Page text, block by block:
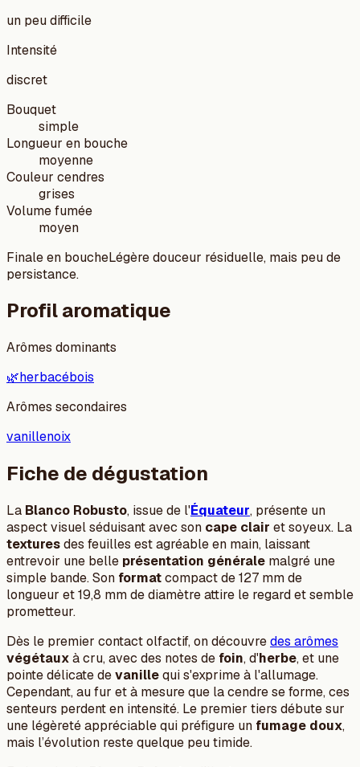
un peu difficile
Intensité
discret
Bouquet
simple
Longueur en bouche
moyenne
Couleur cendres
grises
Volume fumée
moyen
Finale en boucheLégère douceur résiduelle, mais peu de
persistance.
Profil aromatique
Arômes dominants
🌿herbacébois
Arômes secondaires
vanillenoix
Fiche de dégustation
La Blanco Robusto, issue de l'Équateur, présente un
aspect visuel séduisant avec son cape clair et soyeux. La
texturesdes feuilles est agréable en main, laissant
entrevoir une belle présentation générale malgré une
simple bande. Son formatcompact de 127 mm de
longueur et 19,8 mm de diamètre attire le regard et semble
prometteur.
Dès le premier contact olfactif, on découvredes arômes
végétauxà cru, avec des notes de foin, d'herbe, et une
pointe délicate devanillequi s'exprime à l'allumage.
Cependant, au fur et à mesure que la cendre se forme, ces
senteurs perdent en intensité. Le premier tiers débute sur
une légèreté appréciable qui préfigure un fumage doux,
mais l’évolution reste quelque peu timide.